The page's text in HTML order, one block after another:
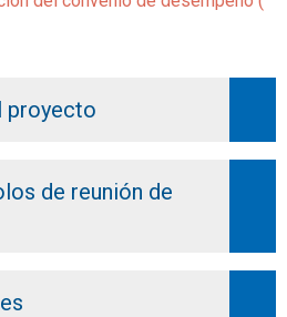
proyecto
de reunión de